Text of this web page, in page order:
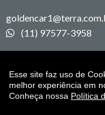
(11) 97577-3958
Esse site faz uso de
melhor experiência em
Conheça nossa Política